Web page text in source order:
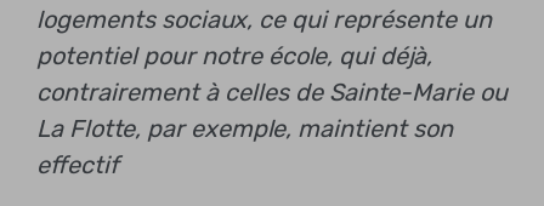
logements sociaux, ce qui représente un
potentiel pour notre école, qui déjà,
contrairement à celles de Sainte-Marie ou
La Flotte, par exemple, maintient son
effectif